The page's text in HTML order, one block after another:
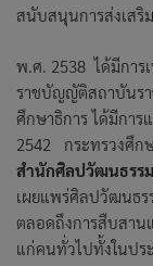
สนับสนุนการส่งเสริ
พ.ศ. 2538 ได้มีกา
ราชบัญญัติสถาบันรา
ศึกษาธิการ ได้มีกา
2542 กระทรวงศึก
สำนักศิลปวัฒนธรรม
เผยแพร่ศิลปวัฒนธร
ตลอดถึงการสืบสา
แก่คนทั่วไปทั้งในปร